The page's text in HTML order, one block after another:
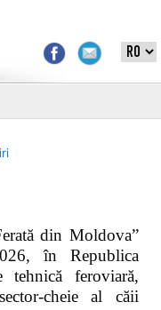
din Moldova”
în Republica
feroviară,
cheie al căii